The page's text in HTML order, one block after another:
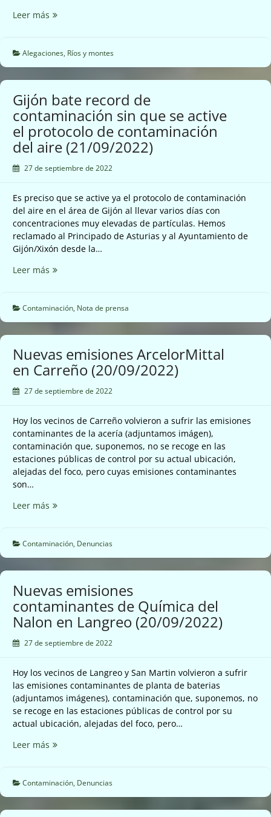
Leer más Alegaciones
rio
Sella
(21/09/2022)
Alegaciones, Ríos y montes
Gijón bate record de
contaminación sin que se active
el protocolo de contaminación
del aire (21/09/2022)
27 de septiembre de 2022
Es preciso que se active ya el protocolo de contaminación
del aire en el área de Gijón al llevar varios días con
concentraciones muy elevadas de partículas. Hemos
reclamado al Principado de Asturias y al Ayuntamiento de
Gijón/Xixón desde la…
Leer más Gijón
de
contaminación
sin
se
active
protocolo
contaminación
del
aire
(21/09/2022)
Contaminación, Nota de prensa
Nuevas emisiones ArcelorMittal
en Carreño (20/09/2022)
27 de septiembre de 2022
Hoy los vecinos de Carreño volvieron a sufrir las emisiones
contaminantes de la acería (adjuntamos imágen),
contaminación que, suponemos, no se recoge en las
estaciones públicas de control por su actual ubicación,
alejadas del foco, pero cuyas emisiones contaminantes
son…
Leer más Nuevas
en
Carreño
(20/09/2022)
Contaminación, Denuncias
Nuevas emisiones
contaminantes de Química del
Nalon en Langreo (20/09/2022)
27 de septiembre de 2022
Hoy los vecinos de Langreo y San Martin volvieron a sufrir
las emisiones contaminantes de planta de baterias
(adjuntamos imágenes), contaminación que, suponemos, no
se recoge en las estaciones públicas de control por su
actual ubicación, alejadas del foco, pero…
Leer más Nuevas
de
Química
del
Contaminación, Denuncias